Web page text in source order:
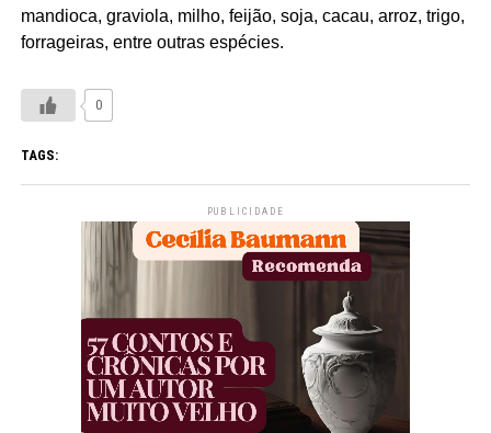
mandioca, graviola, milho, feijão, soja, cacau, arroz, trigo,
forrageiras, entre outras espécies.
0
TAGS:
PUBLICIDADE